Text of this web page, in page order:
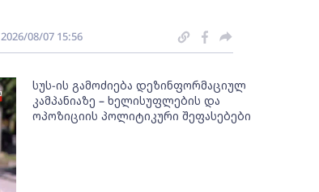
2026/08/07 15:56
სუს-ის გამოძიება დეზინფორმაციულ
კამპანიაზე – ხელისუფლების და
ოპოზიციის პოლიტიკური შეფასებები